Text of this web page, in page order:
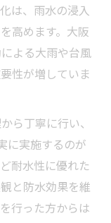
節約する方法
格の見極め方
軽減するコツ
用が得策
の最新情報
の具体的な流
は、雨水の浸入
高めます。大阪
よる大雨や台風
性が増していま
ら丁寧に行い、
に実施するのが
耐水性に優れた
と防水効果を維
行った方からは